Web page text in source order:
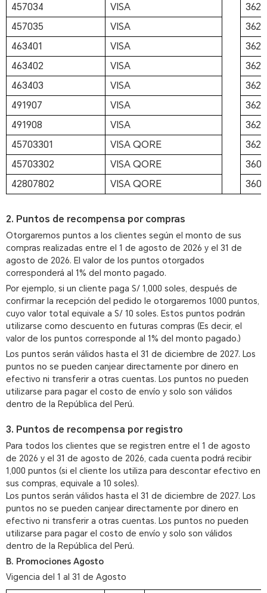
457034 VISA
457035
VISA
463401
VISA
463402
VISA
463403
VISA
491907
VISA
491908
VISA
45703301
VISA QORE
45703302
VISA QORE
42807802
VISA QORE
2. Puntos de recompensa por compras
Otorgaremos puntos a los clientes según el monto de sus
compras realizadas entre el 1 de agosto de 2026 y el 31 de
agosto de 2026. El valor de los puntos otorgados
corresponderá al 1% del monto pagado.
Por ejemplo, si un cliente paga S/ 1,000 soles, después de
confirmar la recepción del pedido le otorgaremos 1000 puntos,
cuyo valor total equivale a S/ 10 soles. Estos puntos podrán
utilizarse como descuento en futuras compras (Es decir, el
valor de los puntos corresponde al 1% del monto pagado.)
Los puntos serán válidos hasta el 31 de diciembre de 2027. Los
puntos no se pueden canjear directamente por dinero en
efectivo ni transferir a otras cuentas. Los puntos no pueden
utilizarse para pagar el costo de envío y solo son válidos
dentro de la República del Perú.
3. Puntos de recompensa por registro
Para todos los clientes que se registren entre el 1 de agosto
de 2026 y el 31 de agosto de 2026, cada cuenta podrá recibir
1,000 puntos (si el cliente los utiliza para descontar efectivo en
sus compras, equivale a 10 soles).
Los puntos serán válidos hasta el 31 de diciembre de 2027. Los
puntos no se pueden canjear directamente por dinero en
efectivo ni transferir a otras cuentas. Los puntos no pueden
utilizarse para pagar el costo de envío y solo son válidos
dentro de la República del Perú.
B. Promociones Agosto
Vigencia del 1 al 31 de Agosto